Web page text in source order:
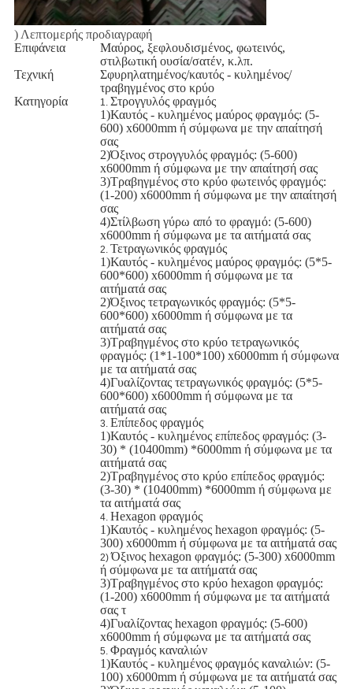
) Λεπτομερής προδιαγραφή
Επιφάνεια
Μαύρος, ξεφλουδισμένος, φωτεινός,
στιλβωτική ουσία/σατέν, κ.λπ.
Τεχνική
Σφυρηλατημένος/καυτός - κυλημένος/
τραβηγμένος στο κρύο
Κατηγορία
1. Στρογγυλός φραγμός
1)Καυτός - κυλημένος μαύρος φραγμός: (5-
600) x6000mm ή σύμφωνα με την απαίτησή
σας
2)Όξινος στρογγυλός φραγμός: (5-600)
x6000mm ή σύμφωνα με την απαίτησή σας
3)Τραβηγμένος στο κρύο φωτεινός φραγμός:
(1-200) x6000mm ή σύμφωνα με την απαίτησή
σας
4)Στίλβωση γύρω από το φραγμό: (5-600)
x6000mm ή σύμφωνα με τα αιτήματά σας
2. Τετραγωνικός φραγμός
1)Καυτός - κυλημένος μαύρος φραγμός: (5*5-
600*600) x6000mm ή σύμφωνα με τα
αιτήματά σας
2)Όξινος τετραγωνικός φραγμός: (5*5-
600*600) x6000mm ή σύμφωνα με τα
αιτήματά σας
3)Τραβηγμένος στο κρύο τετραγωνικός
φραγμός: (1*1-100*100) x6000mm ή σύμφωνα
με τα αιτήματά σας
4)Γυαλίζοντας τετραγωνικός φραγμός: (5*5-
600*600) x6000mm ή σύμφωνα με τα
αιτήματά σας
3. Επίπεδος φραγμός
1)Καυτός - κυλημένος επίπεδος φραγμός: (3-
30) * (10400mm) *6000mm ή σύμφωνα με τα
αιτήματά σας
2)Τραβηγμένος στο κρύο επίπεδος φραγμός:
(3-30) * (10400mm) *6000mm ή σύμφωνα με
τα αιτήματά σας
4. Hexagon φραγμός
1)Καυτός - κυλημένος hexagon φραγμός: (5-
300) x6000mm ή σύμφωνα με τα αιτήματά σας
2)Όξινος hexagon φραγμός: (5-300) x6000mm
ή σύμφωνα με τα αιτήματά σας
3)Τραβηγμένος στο κρύο hexagon φραγμός:
(1-200) x6000mm ή σύμφωνα με τα αιτήματά
σας τ
4)Γυαλίζοντας hexagon φραγμός: (5-600)
x6000mm ή σύμφωνα με τα αιτήματά σας
5. Φραγμός καναλιών
1)Καυτός - κυλημένος φραγμός καναλιών: (5-
100) x6000mm ή σύμφωνα με τα αιτήματά σας